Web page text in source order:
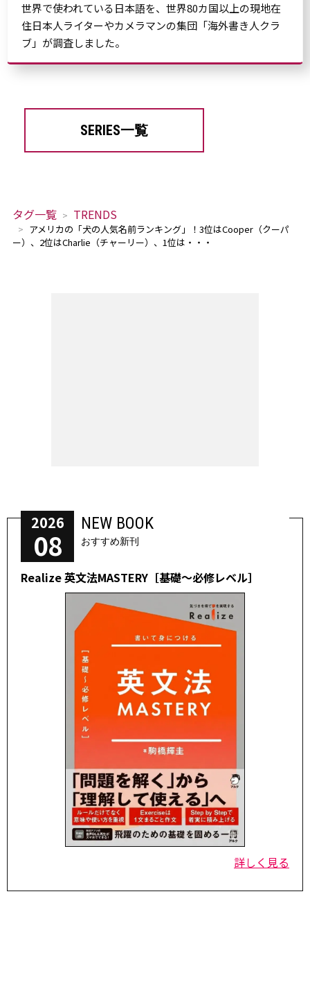
世界で使われている日本語を、世界80カ国以上の現地在
住日本人ライターやカメラマンの集団「海外書き人クラ
ブ」が調査しました。
SERIES一覧
タグ一覧 TRENDS
アメリカの「犬の人気名前ランキング」！3位はCooper（クーパ
ー）、2位はCharlie（チャーリー）、1位は・・・
2026
08
NEW BOOK
おすすめ新刊
Realize 英文法MASTERY［基礎～必修レベル］
詳しく見る